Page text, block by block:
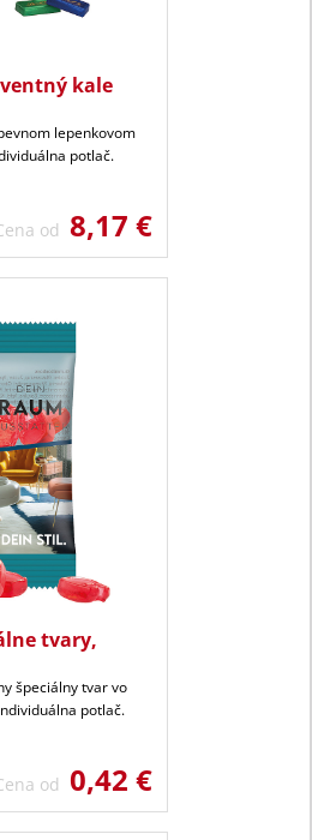
kale
lepenkovom
potlač.
od 8,17 €
tvary,
špeciálny tvar vo
potlač.
od 0,42 €